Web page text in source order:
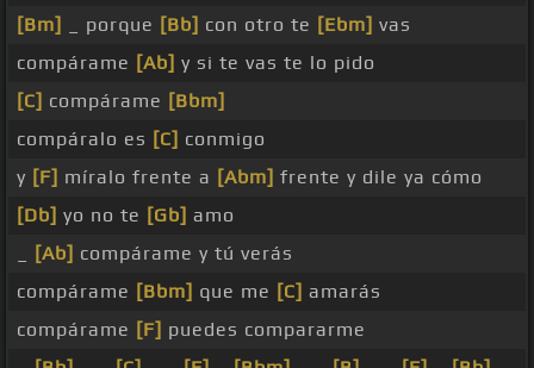
[Bm]
_ porque [Bb] con otro te [Ebm] vas
compárame [Ab] y si te vas te lo pido
[C] compárame [Bbm]
compáralo es [C] conmigo
y [F] míralo frente a [Abm] frente y dile ya cómo
[Db] yo no te [Gb] amo
[Ab] compárame y tú verás
compárame [Bbm] que me [C] amarás
compárame [F] puedes compararme